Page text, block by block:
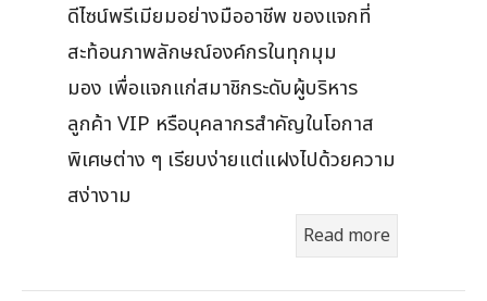
ดีไซน์พรีเมียมอย่างมืออาชีพ ของแจกที่
สะท้อนภาพลักษณ์องค์กรในทุกมุม
มอง เพื่อแจกแก่สมาชิกระดับผู้บริหาร
ลูกค้า VIP หรือบุคลากรสำคัญในโอกาส
พิเศษต่าง ๆ เรียบง่ายแต่แฝงไปด้วยความ
สง่างาม
Read more